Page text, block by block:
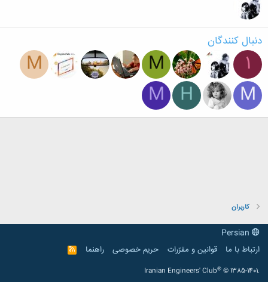
دنبال کنندگان
1
M
M
M
H
M
کاربران
ارتباط با ما
قوانین و مقرّرات حریم خصوصی راهنما
R
S
Iranian Engineers' Club® © 1385-1401.